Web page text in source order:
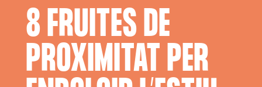
8 FRUITES DE
PROXIMITAT PER
FORMACIÓ
CASES DE COLÒNIES